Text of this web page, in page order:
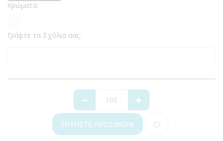
Χρώματα:
Γράψτε τα Σχόλια σας:
ΖΗΤΉΣΤΕ ΠΡΟΣΦΟΡΆ